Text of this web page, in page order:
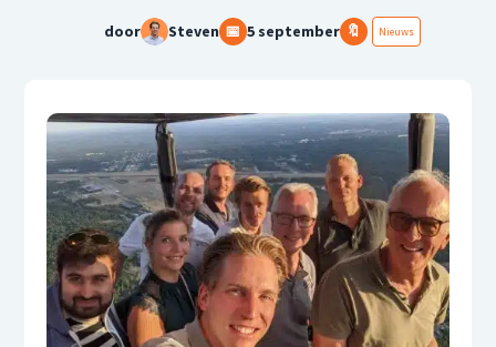
door Steven 📅 5 september 🔖 Nieuws